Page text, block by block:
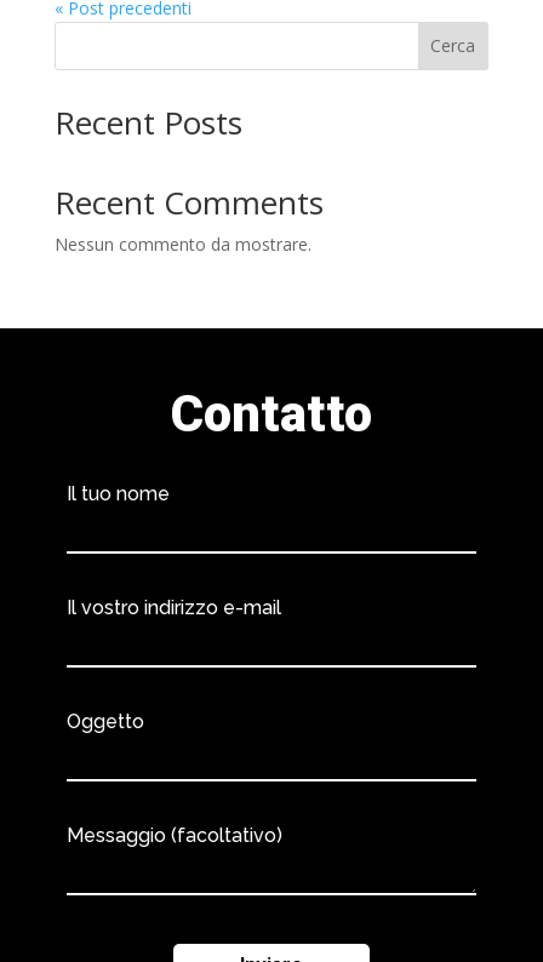
« Post precedenti
Cerca
Recent Posts
Recent Comments
Nessun commento da mostrare.
Contatto
Il tuo nome
Il vostro indirizzo e-mail
Oggetto
Messaggio (facoltativo)